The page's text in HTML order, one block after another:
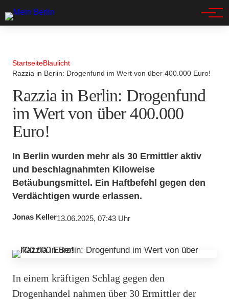
StartseiteBlaulicht
Razzia in Berlin: Drogenfund im Wert von über 400.000 Euro!
Razzia in Berlin: Drogenfund
im Wert von über 400.000
Euro!
In Berlin wurden mehr als 30 Ermittler aktiv
und beschlagnahmten Kiloweise
Betäubungsmittel. Ein Haftbefehl gegen den
Verdächtigen wurde erlassen.
Jonas Keller13.06.2025, 07:43 Uhr
In einem kräftigen Schlag gegen den
Drogenhandel nahmen über 30 Ermittler der